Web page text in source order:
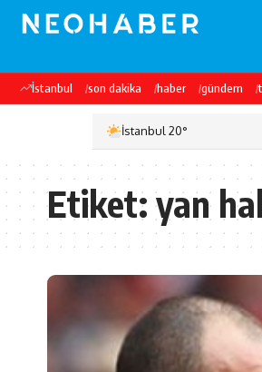
İstanbul son dakika haber gündem
İstanbul 20°
Etiket:yan